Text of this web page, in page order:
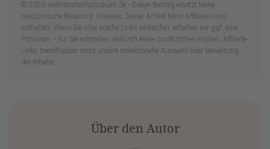
© 2026 wellnessheimstudium.de • Dieser Beitrag ersetzt keine
medizinische Beratung. Hinweis: Dieser Artikel kann Affiliate-Links
enthalten. Wenn Sie über solche Links einkaufen, erhalten wir ggf. eine
Provision – für Sie entstehen dadurch keine zusätzlichen Kosten. Affiliate-
Links beeinflussen nicht unsere redaktionelle Auswahl oder Bewertung
der Inhalte.
Über den Autor